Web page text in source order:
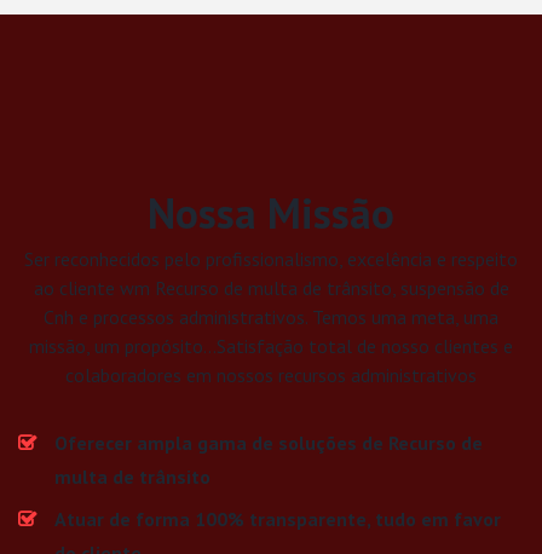
Nossa Missão
Ser reconhecidos pelo profissionalismo, excelência e respeito
ao cliente wm Recurso de multa de trânsito, suspensão de
Cnh e processos administrativos. Temos uma meta, uma
missão, um propósito...Satisfação total de nosso clientes e
colaboradores em nossos recursos administrativos
Oferecer ampla gama de soluções de Recurso de
multa de trânsito
Atuar de forma 100% transparente, tudo em favor